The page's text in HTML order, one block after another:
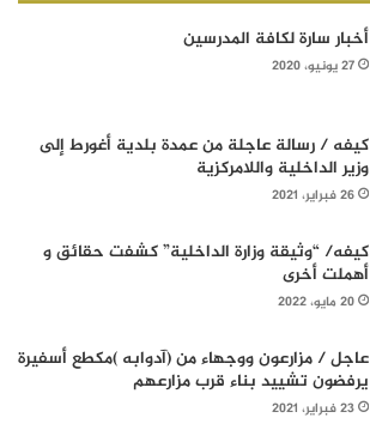
أخبار سارة لكافة المدرسين
27 يونيو، 2020
كيفه / رسالة عاجلة من عمدة بلدية أغورط إلى
وزير الداخلية واللامركزية
26 فبراير، 2021
كيفه/ “وثيقة وزارة الداخلية” كشفت حقائق و
أهملت أخرى
20 مايو، 2022
عاجل / مزارعون ووجهاء من (آدوابه )مكطع أسفيرة
يرفضون تشييد بناء قرب مزارعهم
23 فبراير، 2021